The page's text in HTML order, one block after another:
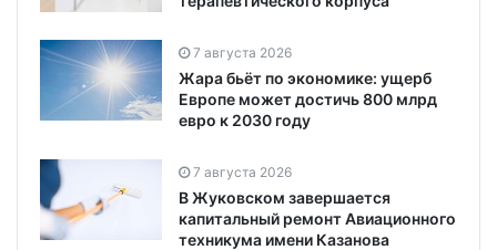
7 августа 2026
Жара бьёт по экономике: ущерб
Европе может достичь 800 млрд
евро к 2030 году
7 августа 2026
В Жуковском завершается
капитальный ремонт Авиационного
техникума имени Казанова